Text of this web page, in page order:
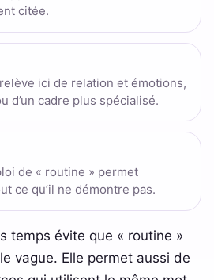
citée.
ici de relation et émotions,
d’un cadre plus spécialisé.
de « routine » permet
ce qu’il ne démontre pas.
temps évite que « routine »
vague. Elle permet aussi de